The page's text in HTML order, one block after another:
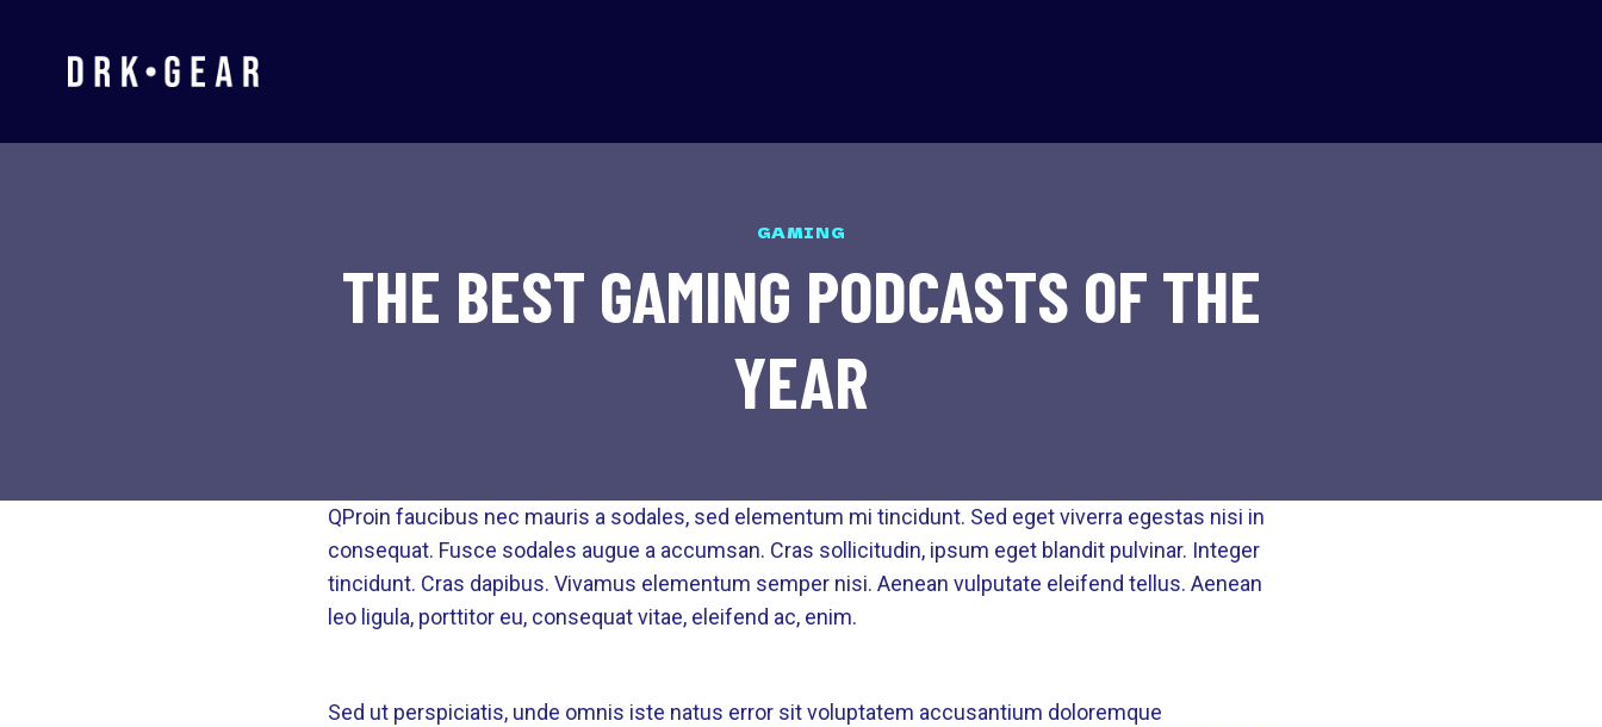
content
GAMING
THE BEST GAMING PODCASTS OF THE
YEAR
QProin faucibus nec mauris a sodales, sed elementum mi tincidunt. Sed eget viverra egestas nisi in
consequat. Fusce sodales augue a accumsan. Cras sollicitudin, ipsum eget blandit pulvinar. Integer
tincidunt. Cras dapibus. Vivamus elementum semper nisi. Aenean vulputate eleifend tellus. Aenean
leo ligula, porttitor eu, consequat vitae, eleifend ac, enim.
Sed ut perspiciatis, unde omnis iste natus error sit voluptatem accusantium doloremque